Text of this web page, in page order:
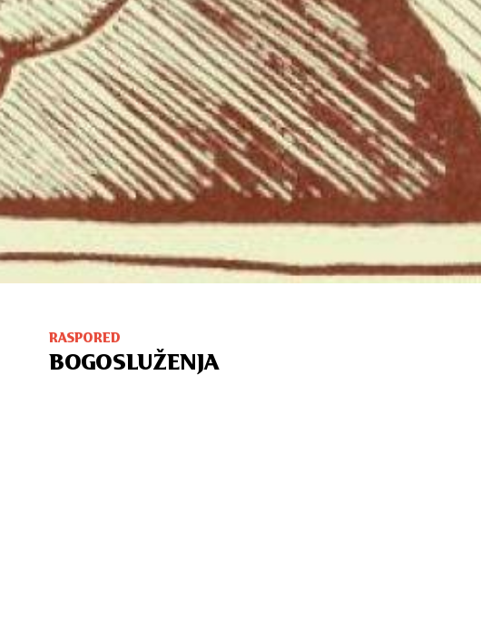
RASPORED
BOGOSLUŽENJA